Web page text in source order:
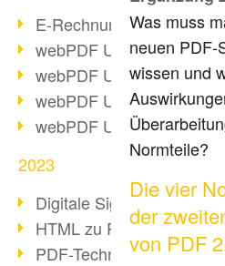
E-Rechnungsstellung ab
webPDF Update
webPDF Update
webPDF Update
webPDF Update
2023
Digitale Signatur in PDF
HTML zu PDF
PDF-Techniken für
Was muss
neuen PDF-
wissen und
Normteile?
Die vier
der
von PDF